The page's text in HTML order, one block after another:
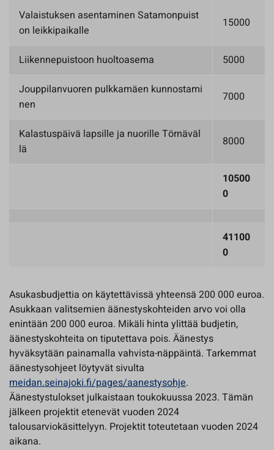
Valaistuksen asentaminen Satamonpuist
on leikkipaikalle
15000
Liikennepuistoon huoltoasema
5000
Jouppilanvuoren pulkkamäen kunnostami
nen
7000
Kalastuspäivä lapsille ja nuorille Törnäväl
lä
8000
10500
0
41100
0
Asukasbudjettia on käytettävissä yhteensä 200 000 euroa.
Asukkaan valitsemien äänestyskohteiden arvo voi olla
enintään 200 000 euroa. Mikäli hinta ylittää budjetin,
äänestyskohteita on tiputettava pois. Äänestys
hyväksytään painamalla vahvista-näppäintä. Tarkemmat
äänestysohjeet löytyvät sivulta
meidan.seinajoki.fi/pages/aanestysohje.
Äänestystulokset julkaistaan toukokuussa 2023. Tämän
jälkeen projektit etenevät vuoden 2024
talousarviokäsittelyyn. Projektit toteutetaan vuoden 2024
aikana.